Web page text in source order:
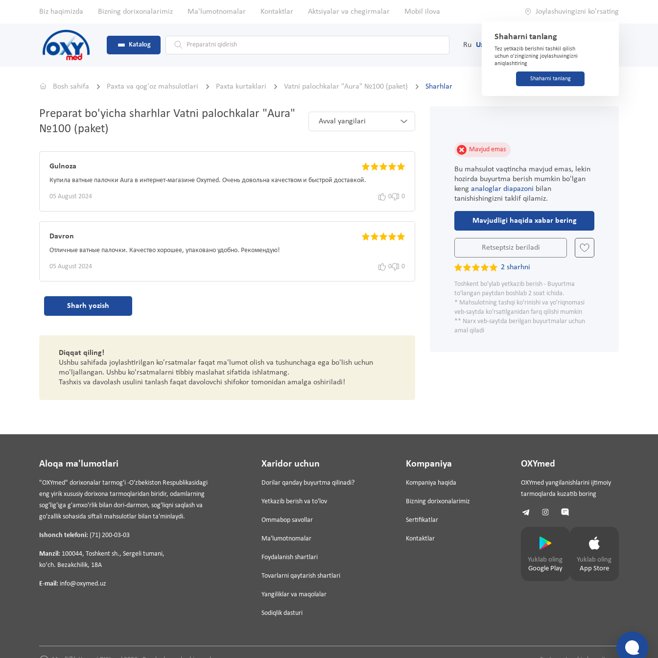
Biz haqimizda Bizning dorixonalarimiz Ma'lumotnomalar Kontaktlar Aktsiyalar va chegirmalar Mobil ilova Joylashuvingizni ko'rsating
Shaharni tanlang
Tez yetkazib berishni tashkil qilish
uchun o'zingizning joylashuvingizni
aniqlashtiring
Shaharni tanlang
Katalog Ru Uz (71) 200-03-03
Bosh sahifa Paxta va qog'oz mahsulotlari Paxta kurtaklari Vatni palochkalar "Aura" №100 (paket) Sharhlar
Preparat bo'yicha sharhlar Vatni palochkalar "Aura"
№100 (paket)
Avval yangilari
Gulnoza
Купила ватные палочки Aura в интернет-магазине Oxymed. Очень довольна качеством и быстрой доставкой.
05 August 2024 0 0
Davron
Отличные ватные палочки. Качество хорошее, упаковано удобно. Рекомендую!
05 August 2024 0 0
Sharh yozish
Diqqat qiling!
Ushbu sahifada joylashtirilgan ko'rsatmalar faqat ma'lumot olish va tushunchaga ega bo'lish uchun
mo'ljallangan. Ushbu ko'rsatmalarni tibbiy maslahat sifatida ishlatmang.
Tashxis va davolash usulini tanlash faqat davolovchi shifokor tomonidan amalga oshiriladi!
Mavjud emas
Bu mahsulot vaqtincha mavjud emas, lekin
hozirda buyurtma berish mumkin bo'lgan
keng analoglar diapazoni bilan
tanishishingizni taklif qilamiz.
Mavjudligi haqida xabar bering
Retseptsiz beriladi
2 sharhni
Toshkent bo'ylab yetkazib berish - Buyurtma
to'langan paytdan boshlab 2 soat ichida.
* Mahsulotning tashqi ko'rinishi va yo'riqnomasi
veb-saytda ko'rsatilganidan farq qilishi mumkin
** Narx veb-saytda berilgan buyurtmalar uchun
amal qiladi
Aloqa ma'lumotlari
"OXYmed" dorixonalar tarmog'i -O'zbekiston Respublikasidagi
eng yirik xususiy dorixona tarmoqlaridan biridir, odamlarning
sog'lig'iga g'amxo'rlik bilan dori-darmon, sog'liqni saqlash va
go'zallik sohasida siftali mahsulotlar bilan ta'minlaydi.
Ishonch telefoni: (71) 200-03-03
Manzil: 100044, Toshkent sh., Sergeli tumani,
koʻch. Bezakchilik, 18A
E-mail: info@oxymed.uz
Xaridor uchun
Dorilar qanday buyurtma qilinadi?
Yetkazib berish va to'lov
Ommabop savollar
Ma'lumotnomalar
Foydalanish shartlari
Tovarlarni qaytarish shartlari
Yangiliklar va maqolalar
Sodiqlik dasturi
Kompaniya
Kompaniya haqida
Bizning dorixonalarimiz
Sertifikatlar
Kontaktlar
OXYmed
OXYmed yangilanishlarini ijtimoiy
tarmoqlarda kuzatib boring
Yuklab oling
Google Play
Yuklab oling
App Store